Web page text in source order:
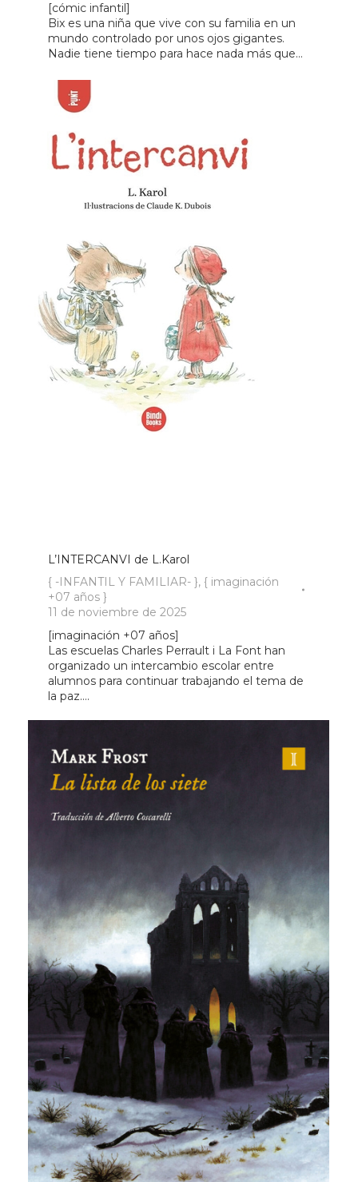
[cómic infantil]
Bix es una niña que vive con su familia en un
mundo controlado por unos ojos gigantes.
Nadie tiene tiempo para hace nada más que…
L’INTERCANVI de L.Karol
{ -INFANTIL Y FAMILIAR- }, { imaginación
+07 años }
11 de noviembre de 2025
[imaginación +07 años]
Las escuelas Charles Perrault i La Font han
organizado un intercambio escolar entre
alumnos para continuar trabajando el tema de
la paz….